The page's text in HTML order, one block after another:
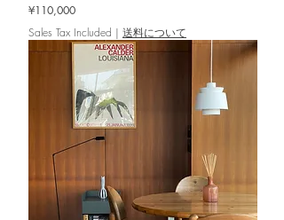
Price
¥110,000
Sales Tax Included | 送料について